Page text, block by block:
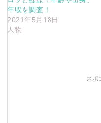
年収を調査！
2021年5月18日
人物
スポ